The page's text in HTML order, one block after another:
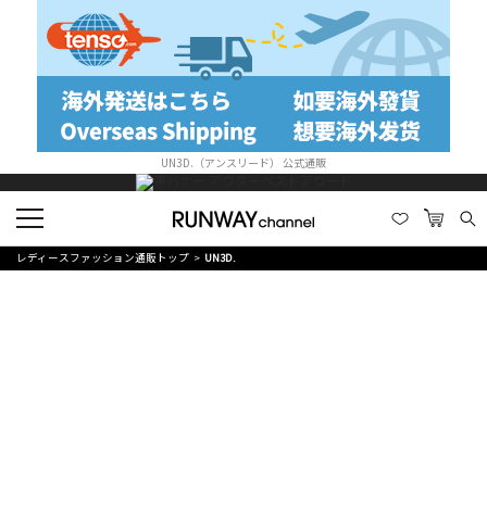
UN3D.（アンスリード） 公式通販
レディースファッション通販トップ UN3D.